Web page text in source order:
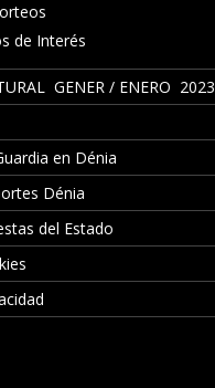
de Interés
GENER / ENERO 2023
en Dénia
Dénia
del Estado